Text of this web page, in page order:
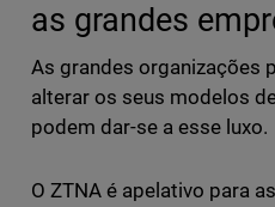
as grandes
As grandes organizações
alterar os seus modelos
podem dar-se a esse luxo.
O ZTNA é apelativo para